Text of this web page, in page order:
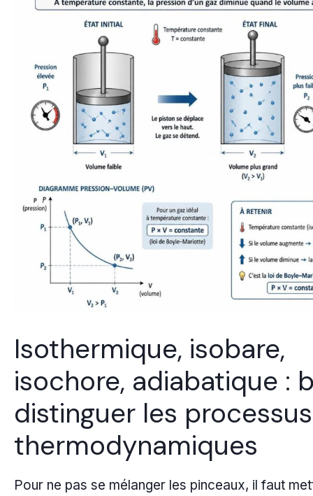
Isothermique, isobare,
isochore, adiabatique :
distinguer les processus
thermodynamiques
Pour ne pas se mélanger les pinceaux, il faut